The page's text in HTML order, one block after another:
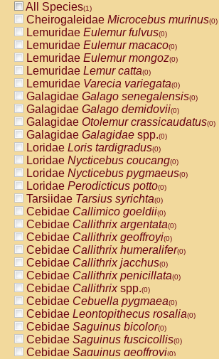
All Species(1)
Cheirogaleidae Microcebus murinus(0)
Lemuridae Eulemur fulvus(0)
Lemuridae Eulemur macaco(0)
Lemuridae Eulemur mongoz(0)
Lemuridae Lemur catta(0)
Lemuridae Varecia variegata(0)
Galagidae Galago senegalensis(0)
Galagidae Galago demidovii(0)
Galagidae Otolemur crassicaudatus(0)
Galagidae Galagidae spp.(0)
Loridae Loris tardigradus(0)
Loridae Nycticebus coucang(0)
Loridae Nycticebus pygmaeus(0)
Loridae Perodicticus potto(0)
Tarsiidae Tarsius syrichta(0)
Cebidae Callimico goeldii(0)
Cebidae Callithrix argentata(0)
Cebidae Callithrix geoffroyi(0)
Cebidae Callithrix humeralifer(0)
Cebidae Callithrix jacchus(0)
Cebidae Callithrix penicillata(0)
Cebidae Callithrixspp.(0)
Cebidae Cebuella pygmaea(0)
Cebidae Leontopithecus rosalia(0)
Cebidae Saguinus bicolor(0)
Cebidae Saguinus fuscicollis(0)
Cebidae Saguinus geoffroyi(0)